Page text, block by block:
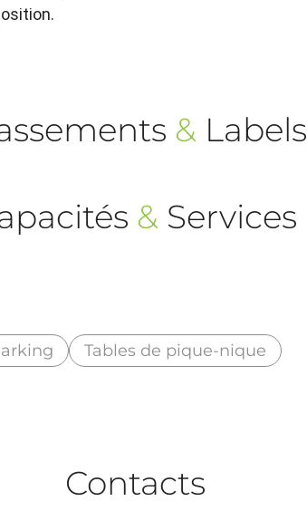
& Labels
& Services
Tables de pique-nique
Contacts